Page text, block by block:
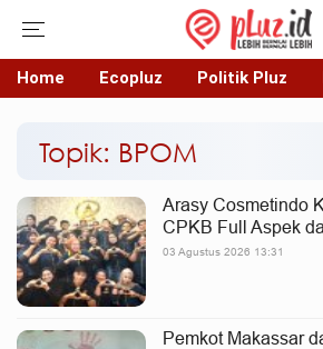
Home Ecopluz Politik Pluz
Topik: BPOM
Arasy Cosmetindo
CPKB Full Aspek
03 Agustus 2026 13:31
Pemkot Makassar